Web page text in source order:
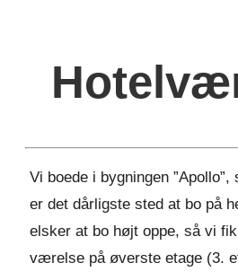
Vi boede i bygningen
er det dårligste sted at bo på
elsker at bo højt oppe, så vi
værelse på øverste etage (3.